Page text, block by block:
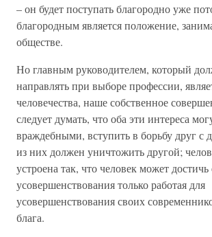
– он будет поступать благородно уже
благородным является положение,
обществе.
Но главным руководителем, который
направлять при выборе профессии,
человечества, наше собственное
следует думать, что оба эти интереса
враждебными, вступить в борьбу друг с
из них должен уничтожить другой;
устроена так, что человек может достичь
усовершенствования только работая для
усовершенствования своих
блага.